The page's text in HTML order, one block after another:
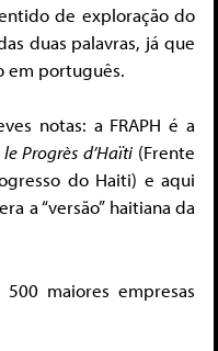
de exploração do
duas palavras, já que
em português.
notas: a FRAPH é a
Progrès d’Haïti(Frente
do Haiti) e aqui
a “versão” haitiana da
maiores empresas